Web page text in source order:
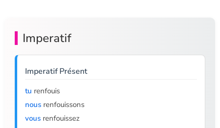
Imperatif
Imperatif Présent
tu renfouis
nous renfouissons
vous renfouissez